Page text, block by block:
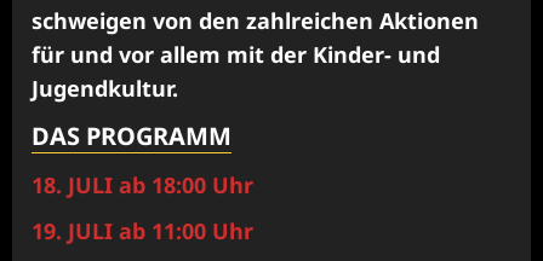
schweigen von den zahlreichen Aktionen
für und vor allem mit der Kinder- und
Jugendkultur.
DAS PROGRAMM
18. JULI ab 18:00 Uhr
19. JULI ab 11:00 Uhr